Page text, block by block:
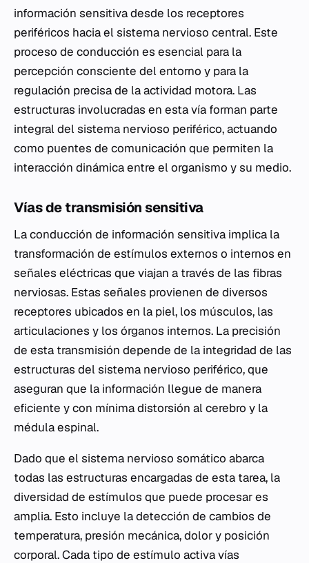
información sensitiva desde los receptores
periféricos hacia el sistema nervioso central. Este
proceso de conducción es esencial para la
percepción consciente del entorno y para la
regulación precisa de la actividad motora. Las
estructuras involucradas en esta vía forman parte
integral del sistema nervioso periférico, actuando
como puentes de comunicación que permiten la
interacción dinámica entre el organismo y su medio.
Vías de transmisión sensitiva
La conducción de información sensitiva implica la
transformación de estímulos externos o internos en
señales eléctricas que viajan a través de las fibras
nerviosas. Estas señales provienen de diversos
receptores ubicados en la piel, los músculos, las
articulaciones y los órganos internos. La precisión
de esta transmisión depende de la integridad de las
estructuras del sistema nervioso periférico, que
aseguran que la información llegue de manera
eficiente y con mínima distorsión al cerebro y la
médula espinal.
Dado que el sistema nervioso somático abarca
todas las estructuras encargadas de esta tarea, la
diversidad de estímulos que puede procesar es
amplia. Esto incluye la detección de cambios de
temperatura, presión mecánica, dolor y posición
corporal. Cada tipo de estímulo activa vías